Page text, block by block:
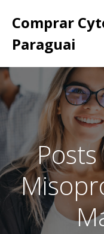
Comprar
Paraguai